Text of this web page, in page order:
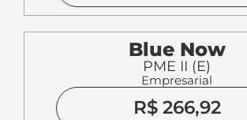
Blue Now
PME II (E)
Empresarial
R$ 266,92